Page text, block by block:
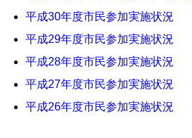
平成30年度市民参加実施状況
平成29年度市民参加実施状況
平成28年度市民参加実施状況
平成27年度市民参加実施状況
平成26年度市民参加実施状況